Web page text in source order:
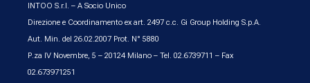
INTOO S.r.l. – A Socio Unico
Direzione e Coordinamento ex art. 2497 c.c. Gi Group Holding S.p.A.
Aut. Min. del 26.02.2007 Prot. N° 5880
P.za IV Novembre, 5 – 20124 Milano – Tel. 02.6739711 – Fax
02.673971251